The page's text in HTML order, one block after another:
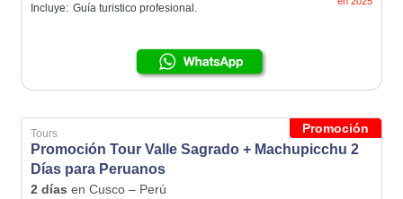
Incluye: Guía turistico profesional.
Promoción
Tours
Promoción Tour Valle Sagrado + Machupicchu 2
Días para Peruanos
2 días en Cusco – Perú